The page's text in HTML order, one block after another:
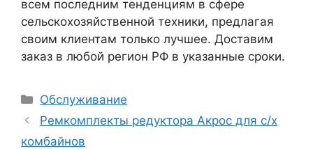
всем последним тенденциям в сфере
сельскохозяйственной техники, предлагая
своим клиентам только лучшее. Доставим
заказ в любой регион РФ в указанные сроки.
Рубрики
Обслуживание
Ремкомплекты редуктора Акрос для с/х
комбайнов